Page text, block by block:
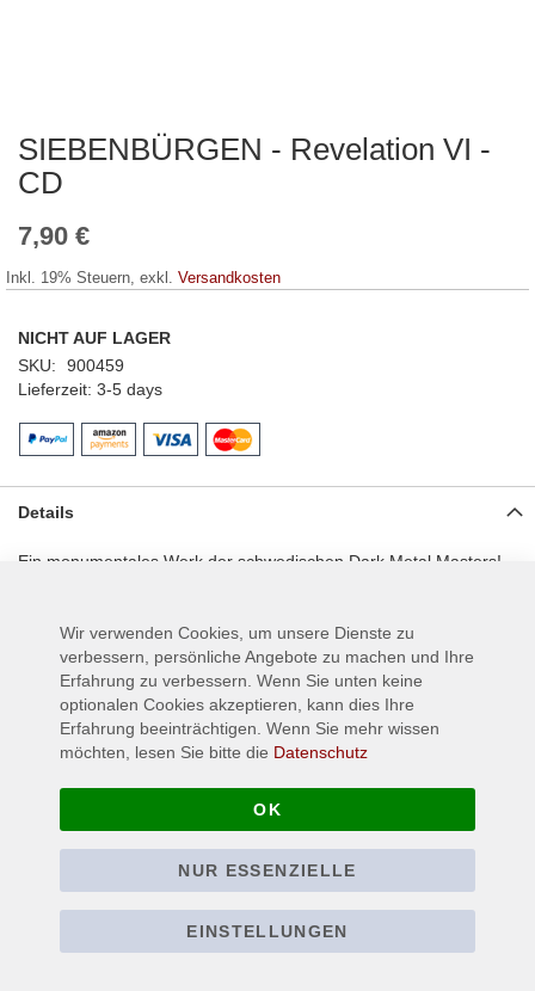
SIEBENBÜRGEN - Revelation VI -
CD
7,90 €
Inkl. 19% Steuern, exkl. Versandkosten
NICHT AUF LAGER
SKU
900459
Lieferzeit 3-5 days
Zum
der
springen
Details
Ein monumentales Werk der schwedischen Dark Metal Masters!
Mehr Informationen
Wir verwenden Cookies, um unsere Dienste zu
verbessern, persönliche Angebote zu machen und Ihre
Erfahrung zu verbessern. Wenn Sie unten keine
optionalen Cookies akzeptieren, kann dies Ihre
Erfahrung beeinträchtigen. Wenn Sie mehr wissen
möchten, lesen Sie bitte die Datenschutz
OK
NUR ESSENZIELLE
EINSTELLUNGEN